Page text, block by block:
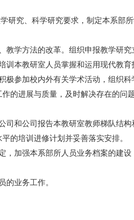
研究、科学研究要求，制定本系部
教学方法的改革。组织申报教学研究
训本教研室人员掌握和运用现代教
极参加校内外有关学术活动，组织
的进展与质量，及时解决存在的问题
司和公司报告本教研室教师梯队结
的培训进修计划并妥善落实安排。
，加强本系部所人员业务档案的建
的业务工作。